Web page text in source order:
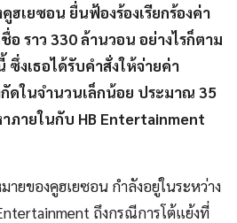
เยซอน ยื่นฟ้องร้องเรียกร้องค่า
อ ราว 330 ล้านวอน อย่างไรก็ตาม
ซึ่งเธอได้รับคำสั่งให้จ่ายค่า
ดในจำนวนเล็กน้อย ประมาณ 35
ภายในกับ HB Entertainment
ยของคูฮเยซอน กำลังอยู่ในระหว่าง
ถึงกรณีการโต้แย้งที่